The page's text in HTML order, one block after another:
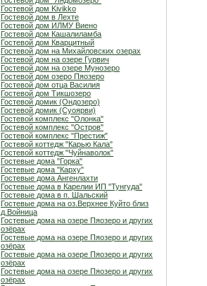
Гостевой дом Kivikko
Гостевой дом в Лехте
Гостевой дом ИЛМУ Виено
Гостевой дом Кашалиламба
Гостевой дом Кварцитный
Гостевой дом на Михайловских озерах
Гостевой дом на озере Гурвич
Гостевой дом на озере Мунозеро
Гостевой дом озеро Пяозеро
Гостевой дом отца Василия
Гостевой дом Тикшозеро
Гостевой домик (Ондозеро)
Гостевой домик (Суоярви)
Гостевой комплекс "Олонка"
Гостевой комплекс "Остров"
Гостевой комплекс "Престиж"
Гостевой коттедж "Карью Кала"
Гостевой коттедж "Чуйнаволок"
Гостевые дома "Горка"
Гостевые дома "Карху"
Гостевые дома Ангенлахти
Гостевые дома в Карелии ИП "Тунгуда"
Гостевые дома в п. Шальский
Гостевые дома на оз.Верхнее Куйто близ
д.Войница
Гостевые дома на озере Пяозеро и других
озёрах
Гостевые дома на озере Пяозеро и других
озёрах
Гостевые дома на озере Пяозеро и других
озёрах
Гостевые дома на озере Пяозеро и других
озёрах